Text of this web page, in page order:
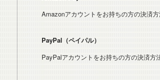
Amazonアカウントをお持ちの方の決済方
PayPal（ペイパル）
PayPalアカウントをお持ちの方の決済方